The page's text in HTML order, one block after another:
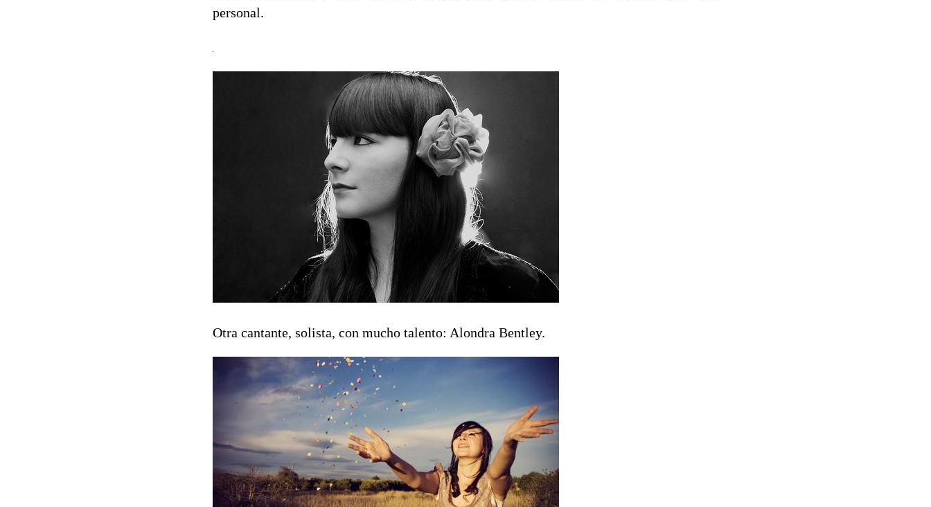
personal.
Otra cantante, solista, con mucho talento: Alondra Bentley.